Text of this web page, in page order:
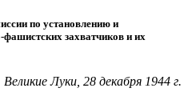
по установлению и
захватчиков и их
Великие Луки, 28 декабря 1944 г.